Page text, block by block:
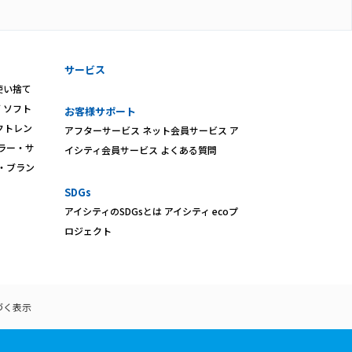
い捨て
ソフト
トレン
ー・サ
ブラン
サービス
お客様サポート
アフターサービス ネット会員サービス ア
イシティ会員サービス よくある質問
SDGs
アイシティのSDGsとは アイシティ ecoプ
ロジェクト
く表示